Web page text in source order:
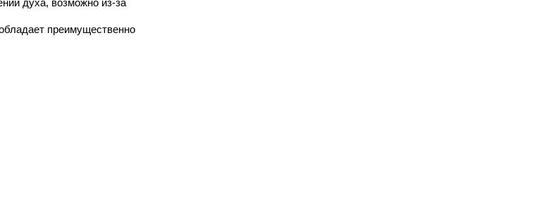
духа, возможно из-за
преимущественно